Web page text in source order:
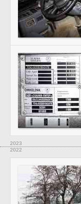
2023
2022